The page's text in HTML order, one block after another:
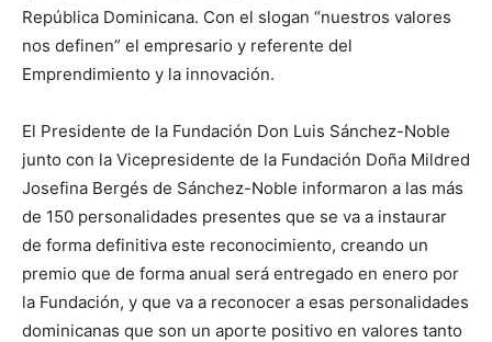
República Dominicana. Con el slogan “nuestros valores
nos definen” el empresario y referente del
Emprendimiento y la innovación.
El Presidente de la Fundación Don Luis Sánchez-Noble
junto con la Vicepresidente de la Fundación Doña Mildred
Josefina Bergés de Sánchez-Noble informaron a las más
de 150 personalidades presentes que se va a instaurar
de forma definitiva este reconocimiento, creando un
premio que de forma anual será entregado en enero por
la Fundación, y que va a reconocer a esas personalidades
dominicanas que son un aporte positivo en valores tanto